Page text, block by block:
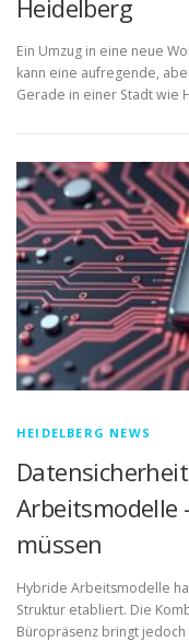
Heidelberg
Ein Umzug in eine neue
kann eine aufregende,
Gerade in einer Stadt wie
HEIDELBERG NEWS
Arbeitsmodelle
müssen
Hybride Arbeitsmodelle
Struktur etabliert. Die
Büropräsenz bringt